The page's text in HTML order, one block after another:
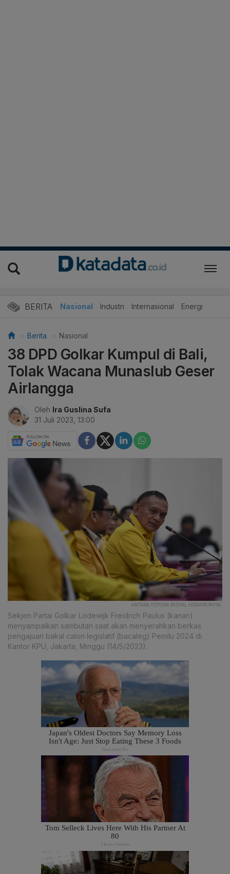
BERITA Nasional Industri Internasional Energi
Berita Nasional
38 DPD Golkar Kumpul di Bali,
Tolak Wacana Munaslub Geser
Airlangga
Oleh Ira Guslina Sufa
31 Juli 2023, 13:00
ANTARA FOTO/M RISYAL HIDAYAT/NYM.
Sekjen Partai Golkar Lodewijk Freidrich Paulus (kanan)
menyampaikan sambutan saat akan menyerahkan berkas
pengajuan bakal calon legislatif (bacaleg) Pemilu 2024 di
Kantor KPU, Jakarta, Minggu (14/5/2023).